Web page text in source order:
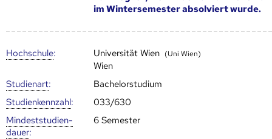
im Wintersemester absolviert wurde.
Hoch­schule: Universität Wien (Uni Wien)
Wien
Studienart:
Bachelorstudium
Studien­kenn­zahl:
033/630
Mindest­studien­
dauer:
6 Semester